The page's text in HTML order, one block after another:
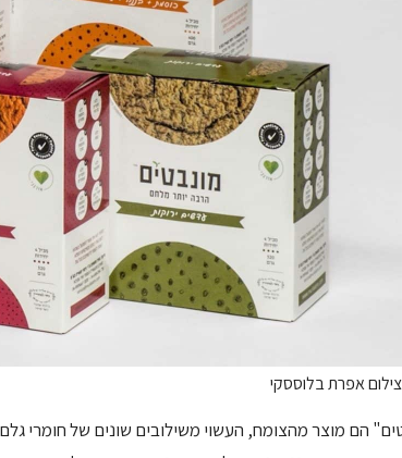
צילום אפרת בלוססקי
הם מוצר מהצומח, העשוי משילובים שונים של חומרי